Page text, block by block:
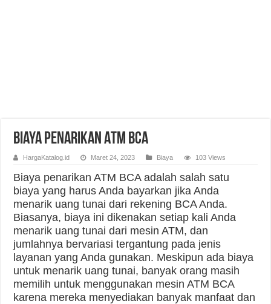
Biaya Penarikan ATM BCA
HargaKatalog.id Maret 24, 2023 Biaya 103 Views
Biaya penarikan ATM BCA adalah salah satu
biaya yang harus Anda bayarkan jika Anda
menarik uang tunai dari rekening BCA Anda.
Biasanya, biaya ini dikenakan setiap kali Anda
menarik uang tunai dari mesin ATM, dan
jumlahnya bervariasi tergantung pada jenis
layanan yang Anda gunakan. Meskipun ada biaya
untuk menarik uang tunai, banyak orang masih
memilih untuk menggunakan mesin ATM BCA
karena mereka menyediakan banyak manfaat dan